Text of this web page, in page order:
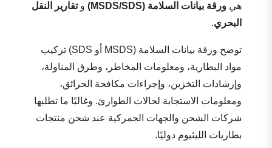
هي ورقة بيانات السلامة (MSDS/SDS) وتقارير النقل
البحري.
توضح ورقة بيانات السلامة (MSDS أو SDS) تركيب
مواد البطارية، ومعلومات المخاطر، وطرق المناولة،
وإرشادات التخزين، وإجراءات مكافحة الحرائق،
ومعلومات الاستجابة لحالات الطوارئ. وغالبًا ما تطلبها
شركات الشحن والجهات الجمركية عند شحن منتجات
بطاريات الليثيوم دوليًا.